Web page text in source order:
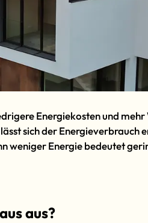
Energiekosten und
sich der Energieverbrauch
weniger Energie bedeutet
aus?